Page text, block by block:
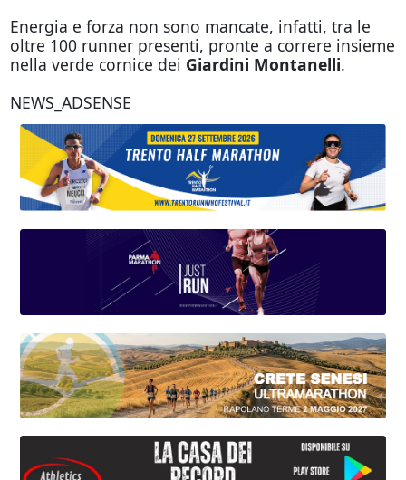
Energia e forza non sono mancate, infatti, tra le
oltre 100 runner presenti, pronte a correre insieme
nella verde cornice dei Giardini Montanelli.
NEWS_ADSENSE